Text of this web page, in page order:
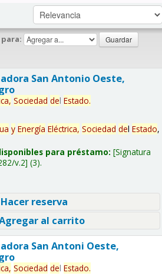
San Antonio Oeste,
Sociedad del Estado.
y Energía Eléctrica, Sociedad del Estado,
para préstamo: Signatura
v.2 (3).
reserva
al carrito
San Antoni Oeste,
Sociedad del Estado.